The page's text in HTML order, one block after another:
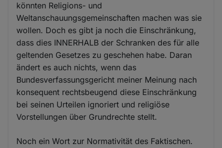
könnten Religions- und
Weltanschauungsgemeinschaften machen was sie
wollen. Doch es gibt ja noch die Einschränkung,
dass dies INNERHALB der Schranken des für alle
geltenden Gesetzes zu geschehen habe. Daran
ändert es auch nichts, wenn das
Bundesverfassungsgericht meiner Meinung nach
konsequent rechtsbeugend diese Einschränkung
bei seinen Urteilen ignoriert und religiöse
Vorstellungen über Grundrechte stellt.
Noch ein Wort zur Normativität des Faktischen.